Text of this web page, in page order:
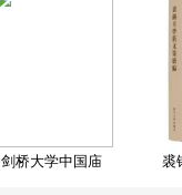
剑桥大学中国庙 裘